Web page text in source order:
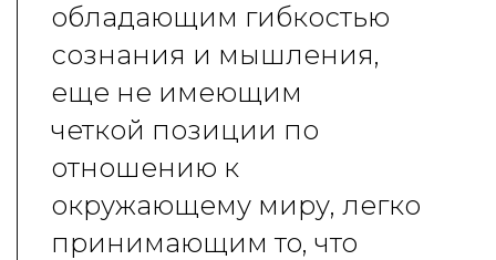
обладающим гибкостью
сознания и мышления,
еще не имеющим
четкой позиции по
отношению к
окружающему миру, легко
принимающим то, что